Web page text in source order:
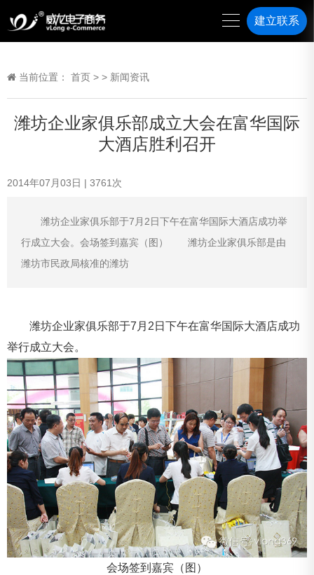
建立联系
当前位置： 首页 > > 新闻资讯
潍坊企业家俱乐部成立大会在富华国际
大酒店胜利召开
2014年07月03日 | 3761 次
潍坊企业家俱乐部于7月2日下午在富华国际大酒店成功举
行成立大会。会场签到嘉宾（图） 潍坊企业家俱乐部是由
潍坊市民政局核准的潍坊
潍坊企业家俱乐部于7月2日下午在富华国际大酒店成功
举行成立大会。
会场签到嘉宾（图）